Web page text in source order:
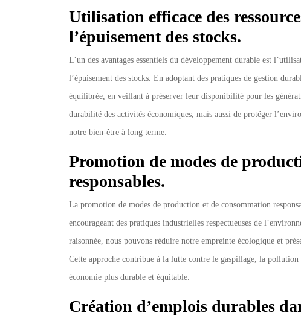
Utilisation efficace des
l’épuisement des stocks.
L’un des avantages essentiels du développement durable est
l’épuisement des stocks. En adoptant des pratiques de gestion
équilibrée, en veillant à préserver leur disponibilité pour les
durabilité des activités économiques, mais aussi de protéger
notre bien-être à long terme.
Promotion de modes de
responsables.
La promotion de modes de production et de consommation
encourageant des pratiques industrielles respectueuses de
raisonnée, nous pouvons réduire notre empreinte écologique et
Cette approche contribue à la lutte contre le gaspillage, la
économie plus durable et équitable.
Création d’emplois durables